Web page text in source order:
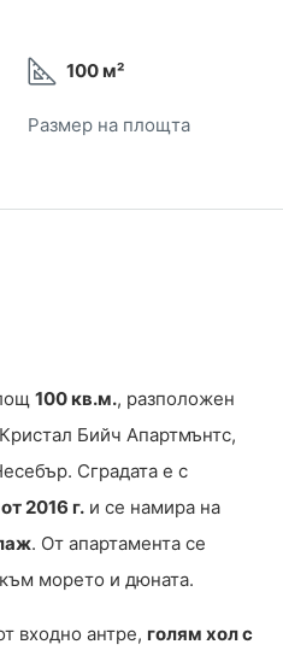
100 м²
Размер на площта
100 кв.м., разположен
Бийч Апартмънтс,
Сградата е с
2016 г. и се намира на
. От апартамента се
морето и дюната.
входно антре, голям хол с